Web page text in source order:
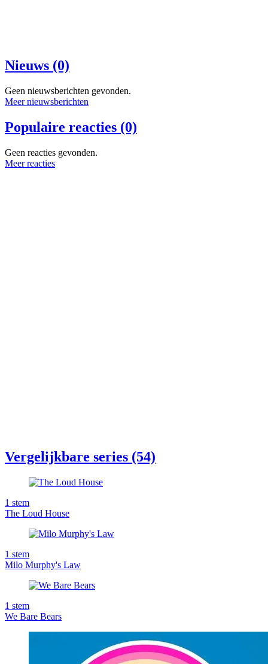
Nieuws (0)
Geen nieuwsberichten gevonden.
Meer nieuwsberichten
Populaire reacties (0)
Geen reacties gevonden.
Meer reacties
Vergelijkbare series (54)
1 stem
The Loud House
1 stem
Milo Murphy's Law
1 stem
We Bare Bears